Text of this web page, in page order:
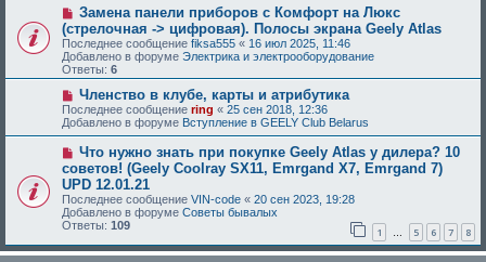
Замена панели приборов с Комфорт на Люкс
(стрелочная -> цифровая). Полосы экрана Geely Atlas
Последнее сообщение fiksa555 « 16 июл 2025, 11:46
Добавлено в форуме Электрика и электрооборудование
Ответы: 6
Членство в клубе, карты и атрибутика
Последнее сообщение ring « 25 сен 2018, 12:36
Добавлено в форуме Вступление в GEELY Club Belarus
Что нужно знать при покупке Geely Atlas у дилера? 10
советов! (Geely Coolray SX11, Emrgand X7, Emrgand 7)
UPD 12.01.21
Последнее сообщение VIN-code « 20 сен 2023, 19:28
Добавлено в форуме Советы бывалых
Ответы: 109 1 … 5 6 7 8